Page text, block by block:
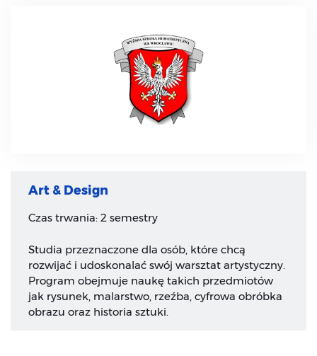
Art & Design
Czas trwania: 2 semestry
Studia przeznaczone dla osób, które chcą
rozwijać i udoskonalać swój warsztat artystyczny.
Program obejmuje naukę takich przedmiotów
jak rysunek, malarstwo, rzeźba, cyfrowa obróbka
obrazu oraz historia sztuki.